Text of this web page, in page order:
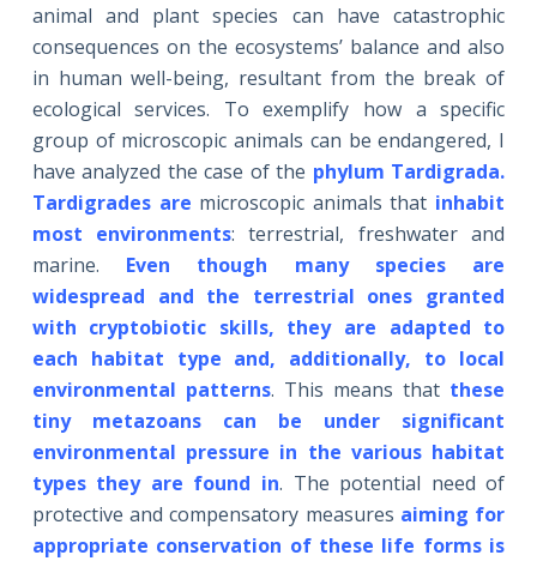
animal and plant species can have catastrophic
consequences on the ecosystems’ balance and also
in human well-being, resultant from the break of
ecological services. To exemplify how a specific
group of microscopic animals can be endangered, I
have analyzed the case of the phylum Tardigrada.
Tardigrades are microscopic animals that inhabit
most environments: terrestrial, freshwater and
marine.
Even though many species are
widespread and the terrestrial ones granted
with cryptobiotic skills, they are adapted to
each habitat type and, additionally, to local
environmental patterns. This means that these
tiny metazoans can be under significant
environmental pressure in the various habitat
types they are found in. The potential need of
protective and compensatory measures aiming for
appropriate conservation of these life forms is